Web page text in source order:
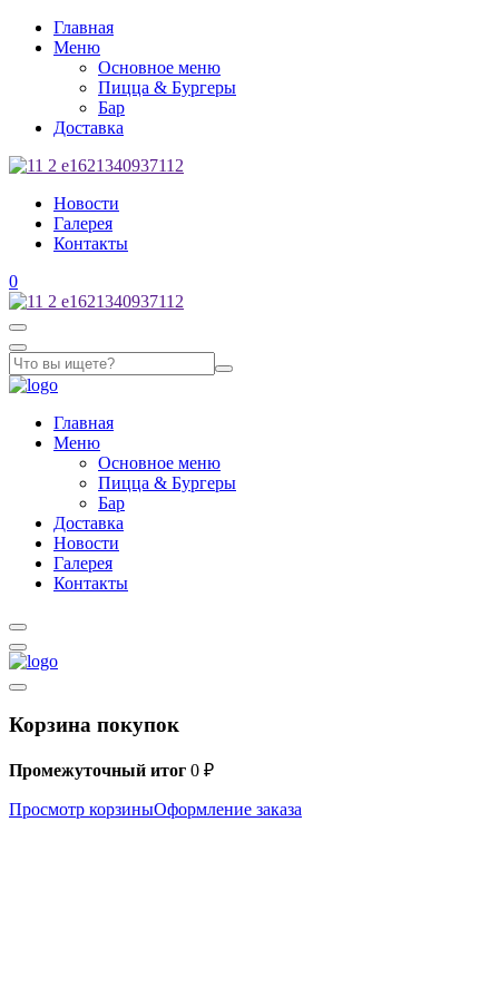
Главная
Меню
Основное меню
Пицца & Бургеры
Бар
Доставка
Новости
Галерея
Контакты
0
Главная
Меню
Основное меню
Пицца & Бургеры
Бар
Доставка
Новости
Галерея
Контакты
Корзина покупок
Промежуточный итог 0 ₽
Просмотр корзиныОформление заказа